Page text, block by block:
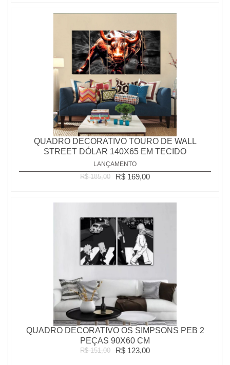
QUADRO DECORATIVO TOURO DE WALL
STREET DÓLAR 140X65 EM TECIDO
LANÇAMENTO
R$ 185,00 R$ 169,00
QUADRO DECORATIVO OS SIMPSONS PEB 2
PEÇAS 90X60 CM
R$ 151,00 R$ 123,00